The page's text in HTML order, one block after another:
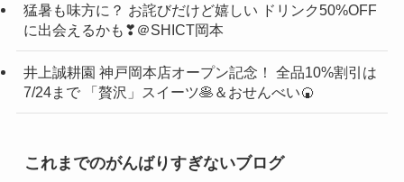
猛暑も味方に？ お詫びだけど嬉しい ドリンク50%OFF
に出会えるかも❣＠SHICT岡本
井上誠耕園 神戸岡本店オープン記念！ 全品10%割引は
7/24まで 「贅沢」スイーツ🥞＆おせんべい🍘
これまでのがんばりすぎないブログ